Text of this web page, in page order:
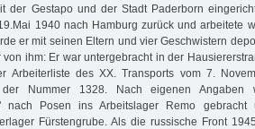
der Gestapo und der Stadt Paderborn
1940 nach Hamburg zurück und arbeitete
er mit seinen Eltern und vier Geschwistern
ihm: Er war untergebracht in der
Arbeiterliste des XX. Transports vom 7.
Nummer 1328. Nach eigenen Angaben
nach Posen ins Arbeitslager Remo
Fürstengrube. Als die russische Front